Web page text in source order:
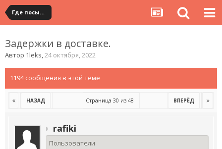
Где посылка?
Задержки в доставке.
Автор 1leks,24 октября, 2022
1194 сообщения в этой теме
НАЗАД ВПЕРЁД
Страница 30 из 48
rafiki
Пользователи